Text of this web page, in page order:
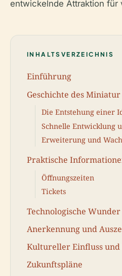
entwickelnde Attraktion für
INHALTSVERZEICHNIS
Einführung
Geschichte des
Die Entstehung einer
Schnelle Entwicklung
Erweiterung und
Praktische
Öffnungszeiten
Tickets
Technologische Wunder
Anerkennung und
Kultureller Einfluss und
Zukunftspläne